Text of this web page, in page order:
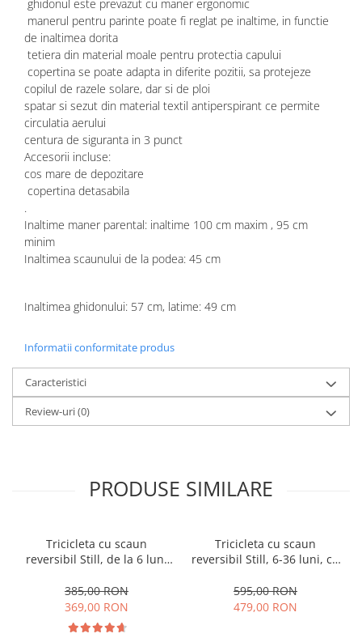
ghidonul este prevazut cu maner ergonomic
manerul pentru parinte poate fi reglat pe inaltime, in functie
de inaltimea dorita
tetiera din material moale pentru protectia capului
copertina se poate adapta in diferite pozitii, sa protejeze
copilul de razele solare, dar si de ploi
spatar si sezut din material textil antiperspirant ce permite
circulatia aerului
centura de siguranta in 3 punct
Accesorii incluse:
cos mare de depozitare
copertina detasabila
.
Inaltime maner parental: inaltime 100 cm maxim , 95 cm
minim
Inaltimea scaunului de la podea: 45 cm
Inaltimea ghidonului: 57 cm, latime: 49 cm
Informatii conformitate produs
Caracteristici
Review-uri(0)
PRODUSE SIMILARE
Tricicleta cu scaun
reversibil Still, de la 6 luni
roata Eva plina, siliconata
385,00 RON
369,00 RON
Tricicleta cu scaun
reversibil Still, 6-36 luni, cu
roata cauciuc, cu lumini si
muzica, SL07
595,00 RON
479,00 RON